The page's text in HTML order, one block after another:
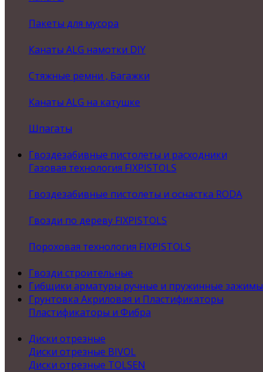
Пакеты для мусора
Канаты ALG намотки DIY
Стяжные ремни , Багажки
Канаты ALG на катушке
Шпагаты
Гвоздезабивные пистолеты и расходники
Газовая технология FIXPISTOLS
Гвоздезабивные пистолеты и оснастка RODA
Гвозди по дереву FIXPISTOLS
Пороховая технология FIXPISTOLS
Гвозди строительные
Гибщики арматуры ручные и пружинные зажимы
Грунтовка Акриловая и Пластификаторы
Пластификаторы и Фибра
Диски отрезные
Диски отрезные BIVOL
Диски отрезные TOLSEN